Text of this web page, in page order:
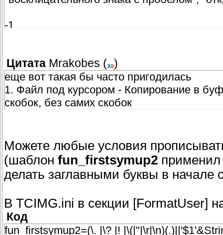
-1
Цитата Mrakobes (
)
еще вот такая бы часто пригодилась
1. Файл под курсором - Копирование в
скобок, без самих скобок
Можете любые условия
(шаблон fun_firstsymup2
делать заглавными буквы в начале
В TCIMG.ini в секции [FormatUser]
Код
fun_firstsymup2=(\. |\? |!